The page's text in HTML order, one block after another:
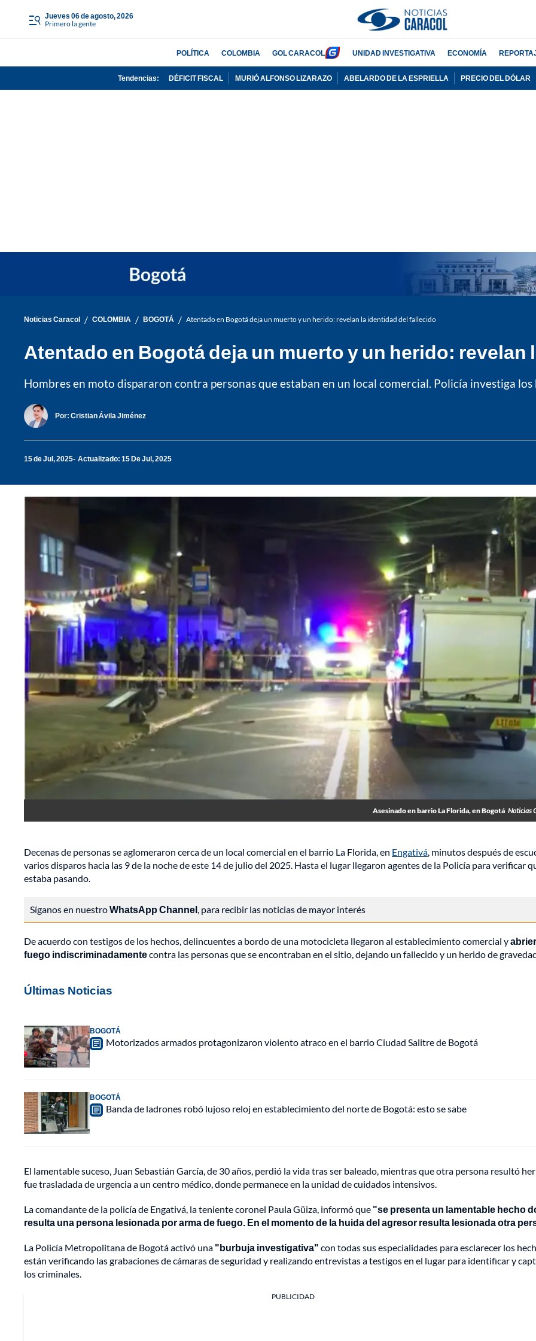
jueves 06 de agosto, 2026
Primero la gente
POLÍTICA COLOMBIA GOL CARACOL UNIDAD INVESTIGATIVA ECONOMÍA
Tendencias: DÉFICIT FISCAL MURIÓ ALFONSO LIZARAZO ABELARDO DE LA ESPRIELLA PRECIO DEL DÓLAR
Noticias Caracol / COLOMBIA / BOGOTÁ / Atentado en Bogotá deja un muerto y un herido: revelan la identidad del fallecido
Atentado en Bogotá deja un muerto y un herido:
Hombres en moto dispararon contra personas que estaban en un local comercial. Policía investiga los
Por: Cristian Ávila Jiménez
15 de Jul, 2025 Actualizado: 15 De Jul, 2025
Asesinado en barrio La Florida, en Bogotá Noticias
Decenas de personas se aglomeraron cerca de un local comercial en el barrio La Florida, en Engativá, minutos después de
varios disparos hacia las 9 de la noche de este 14 de julio del 2025. Hasta el lugar llegaron agentes de la Policía para verificar
estaba pasando.
Síganos en nuestroWhatsApp Channel, para recibir las noticias de mayor interés
De acuerdo con testigos de los hechos, delincuentes a bordo de una motocicleta llegaron al establecimiento comercial y
fuego indiscriminadamentecontra las personas que se encontraban en el sitio, dejando un fallecido y un herido de
Últimas Noticias
BOGOTÁ
Motorizados armados protagonizaron violento atraco en el barrio Ciudad Salitre de Bogotá
BOGOTÁ
Banda de ladrones robó lujoso reloj en establecimiento del norte de Bogotá: esto se sabe
El lamentable suceso, Juan Sebastián García, de 30 años, perdió la vida tras ser baleado, mientras que otra persona resultó
fue trasladada de urgencia a un centro médico, donde permanece en la unidad de cuidados intensivos.
La comandante de la policía de Engativá, la teniente coronel Paula Güiza, informó que "se presenta un lamentable hecho
resulta una persona lesionada por arma de fuego. En el momento de la huida del agresor resulta lesionada otra
La Policía Metropolitana de Bogotá activó una "burbuja investigativa" con todas sus especialidades para esclarecer los
están verificando las grabaciones de cámaras de seguridad y realizando entrevistas a testigos en el lugar para identificar y
los criminales.
PUBLICIDAD